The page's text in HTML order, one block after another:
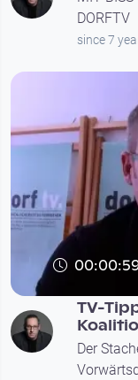
DORFTV
since 7
TV-
Der